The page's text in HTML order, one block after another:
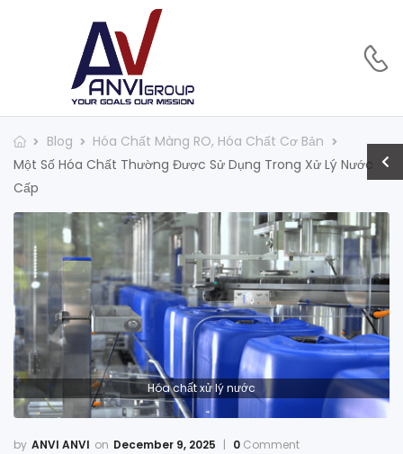
Blog Hóa Chất Màng RO, Hóa Chất Cơ Bản
Một Số Hóa Chất Thường Được Sử Dụng Trong Xử Lý Nước
Cấp
Hóa chất xử lý nước
ANVI ANVI December 9, 2025 0 Comment